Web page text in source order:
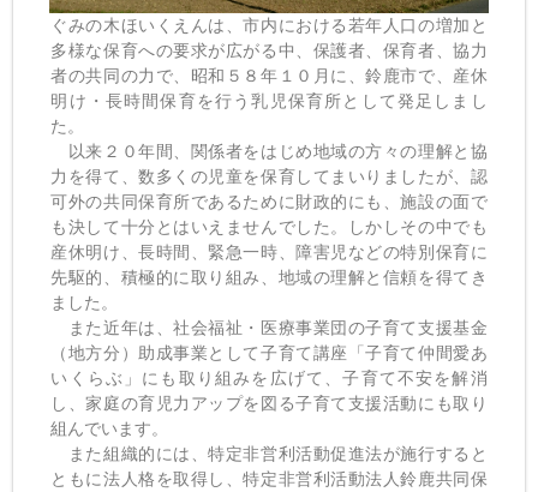
ぐみの木ほいくえんは、市内における若年人口の増加と
多様な保育への要求が広がる中、保護者、保育者、協力
者の共同の力で、昭和５８年１０月に、鈴鹿市で、産休
明け・長時間保育を行う乳児保育所として発足しまし
た。
以来２０年間、関係者をはじめ地域の方々の理解と協
力を得て、数多くの児童を保育してまいりましたが、認
可外の共同保育所であるために財政的にも、施設の面で
も決して十分とはいえませんでした。しかしその中でも
産休明け、長時間、緊急一時、障害児などの特別保育に
先駆的、積極的に取り組み、地域の理解と信頼を得てき
ました。
また近年は、社会福祉・医療事業団の子育て支援基金
（地方分）助成事業として子育て講座「子育て仲間愛あ
いくらぶ」にも取り組みを広げて、子育て不安を解消
し、家庭の育児力アップを図る子育て支援活動にも取り
組んでいます。
また組織的には、特定非営利活動促進法が施行すると
ともに法人格を取得し、特定非営利活動法人鈴鹿共同保